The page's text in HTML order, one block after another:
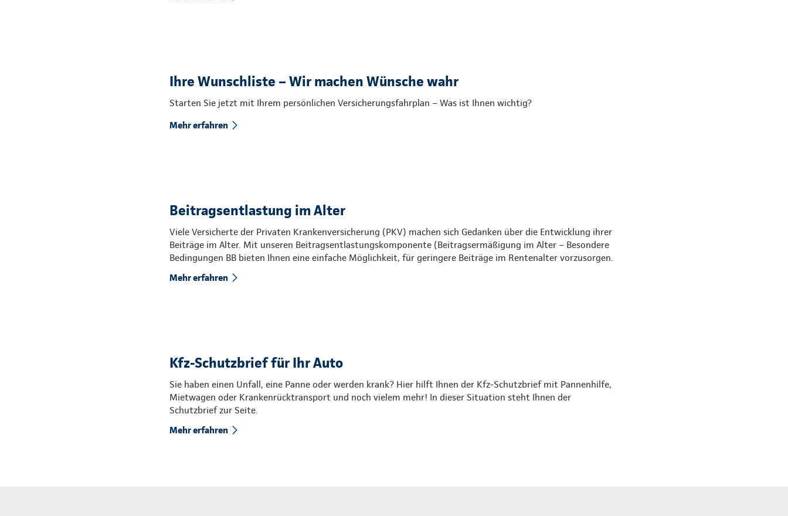
Ihre Wunschliste – Wir machen Wünsche wahr
Starten Sie jetzt mit Ihrem persönlichen Versicherungsfahrplan – Was ist Ihnen wichtig?
Mehr erfahren
Beitragsentlastung im Alter
Viele Versicherte der Privaten Krankenversicherung (PKV) machen sich Gedanken über die Entwicklung ihrer
Beiträge im Alter. Mit unseren Beitragsentlastungskomponente (Beitragsermäßigung im Alter – Besondere
Bedingungen BB bieten Ihnen eine einfache Möglichkeit, für geringere Beiträge im Rentenalter vorzusorgen.
Mehr erfahren
Kfz-Schutzbrief für Ihr Auto
Sie haben einen Unfall, eine Panne oder werden krank? Hier hilft Ihnen der Kfz-Schutzbrief mit Pannenhilfe,
Mietwagen oder Krankenrücktransport und noch vielem mehr! In dieser Situation steht Ihnen der
Schutzbrief zur Seite.
Mehr erfahren